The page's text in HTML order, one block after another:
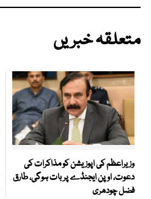
متعلقہ خبریں
وزیراعظم کی اپوزیشن کو مذاکرات کی
دعوت، اوپن ایجنڈے پر بات ہوگی، طارق
فضل چودھری